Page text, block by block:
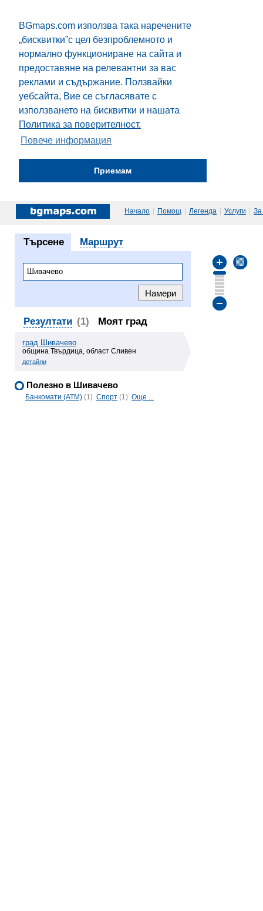
BGmaps.com използва така наречените
„бисквитки”с цел безпроблемното и
нормално функциониране на сайта и
предоставяне на релевантни за вас
реклами и съдържание. Ползвайки
уебсайта, Вие се съгласявате с
използването на бисквитки и нашата
Политика за поверителност.
Повече информация
Приемам
Начало | Помощ | Легенда | Услуги | За
Търсене Маршрут
Резултати (1) Моят град
град Шивачево
община Твърдица, област Сливен
детайли
Полезно в Шивачево
Банкомати (ATM) (1) Спорт (1) Още ...